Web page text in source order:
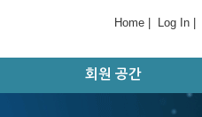
Home Log In
회원 공간